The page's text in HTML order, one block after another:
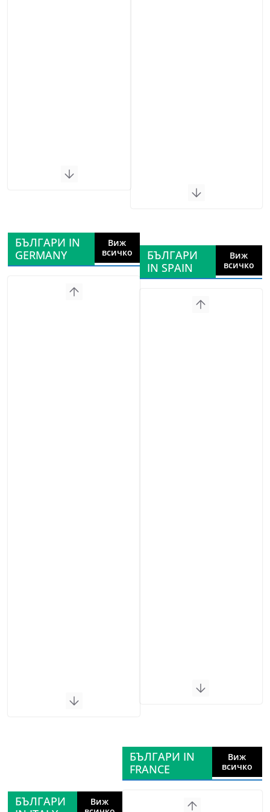
БЪЛГАРИ IN
GERMANY
Виж
всичко
БЪЛГАРИ
IN SPAIN
Виж
всичко
БЪЛГАРИ
Виж
БЪЛГАРИ IN
FRANCE
Виж
всичко